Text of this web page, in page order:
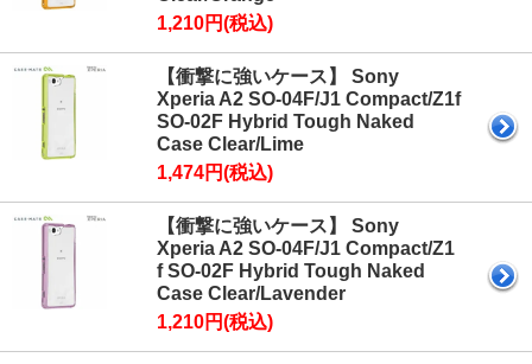
1,210円(税込)
【衝撃に強いケース】 Sony
Xperia A2 SO-04F/J1 Compact/Z1f
SO-02F Hybrid Tough Naked
Case Clear/Lime
1,474円(税込)
【衝撃に強いケース】 Sony
Xperia A2 SO-04F/J1 Compact/Z1
f SO-02F Hybrid Tough Naked
Case Clear/Lavender
1,210円(税込)